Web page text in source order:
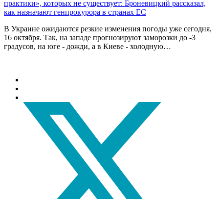
практики», которых не существует: Броневицкий рассказал,
как назначают генпрокурора в странах ЕС
В Украине ожидаются резкие изменения погоды уже сегодня,
16 октября. Так, на западе прогнозируют заморозки до -3
градусов, на юге - дожди, а в Киеве - холодную…